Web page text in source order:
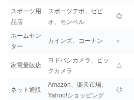
スポーツ用
品店
スポーツデポ、ゼビ
オ、モンベル
◎
ホームセン
ター
カインズ、コーナン ○
家電量販店
ヨドバシカメラ、ビッ
クカメラ
△
ネット通販
Amazon、楽天市場、
Yahoo!ショッピング
◎